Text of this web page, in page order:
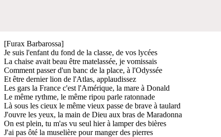
[Furax Barbarossa]
Je suis l'enfant du fond de la classe, de vos lycées
La chaise avait beau être matelassée, je vomissais
Comment passer d'un banc de la place, à l'Odyssée
Et être dernier lion de l'Atlas, applaudissez
Les gars la France c'est l'Amérique, la mare à Donald
Le même rythme, le même ripou parle ratonnade
Là sous les cieux le même vieux passe de brave à taulard
J'ouvre les yeux, la main de Dieu aux bras de Maradonna
On est plein, tu m'as vu seul hier à lamper des bières
J'ai pas ôté la muselière pour manger des pierres